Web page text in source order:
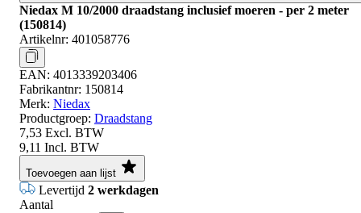
Niedax M 10/2000 draadstang inclusief moeren - per 2 meter
(150814)
Artikelnr: 401058776
EAN: 4013339203406
Fabrikantnr: 150814
Merk: Niedax
Productgroep: Draadstang
7,53 Excl. BTW
9,11 Incl. BTW
Toevoegen aan lijst
Levertijd 2 werkdagen
Aantal